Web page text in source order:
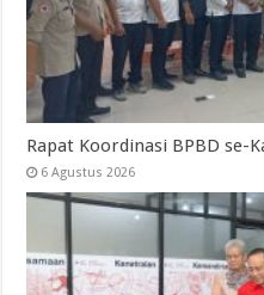
Rapat Koordinasi BPBD se-
6 Agustus 2026